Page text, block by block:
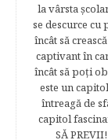
la vârsta
se descurce
încât să
captivant în
încât să poţi
este un
întreagă de
capitol
SĂ